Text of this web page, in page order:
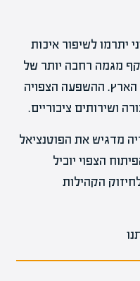
יתרמו לשיפור איכות
מגמה רחבה יותר של
הארץ. ההשפעה הצפויה
ושירותים ציבוריים.
מדגיש את הפוטנציאל
הצפוי יוביל
הקהילות